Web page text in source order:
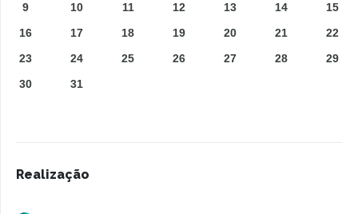
9
10 11 12 13 14
15
16
17 18 19 20 21
22
23
24 25 26 27 28
29
30
31
Realização